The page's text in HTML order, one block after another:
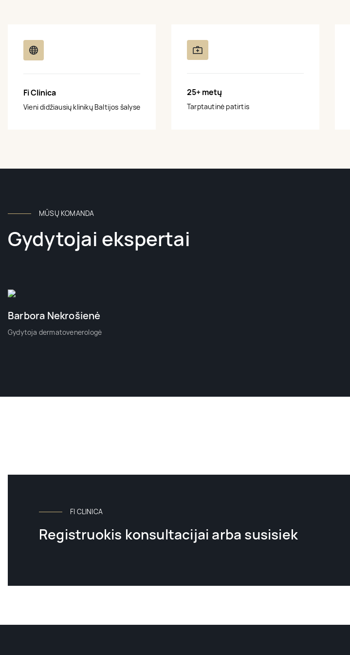
Fi Clinica
Vieni didžiausių klinikų Baltijos šalyse
25+ metų
Tarptautinė patirtis
MŪSŲ KOMANDA
Gydytojai ekspertai
Barbora Nekrošienė
Gydytoja dermatovenerologė
FI CLINICA
Registruokis konsultacijai arba susisiek